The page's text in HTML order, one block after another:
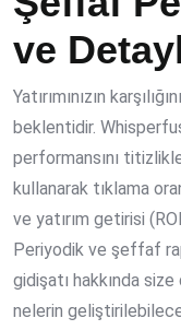
ve
Yatırımınızın
beklentidir.
performansını
kullanarak tıklama
ve yatırım getirisi
Periyodik ve şeffaf
gidişatı hakkında
nelerin